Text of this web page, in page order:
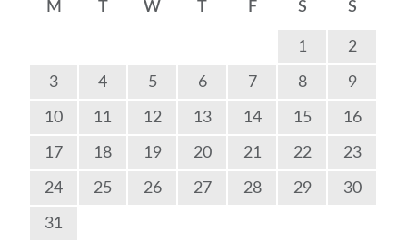
M T W T F S S
1 2
3 4 5 6 7 8 9
10 11 12 13 14 15 16
17 18 19 20 21 22 23
24 25 26 27 28 29 30
31